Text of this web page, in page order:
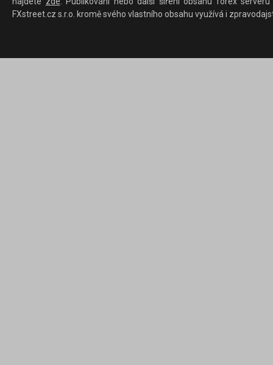
FXstreet.cz s.r.o. kromě svého vlastního obsahu využívá i